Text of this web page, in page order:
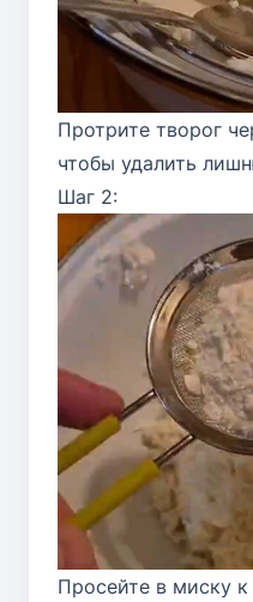
Протрите творог
чтобы удалить
Шаг 2:
Просейте в миску к